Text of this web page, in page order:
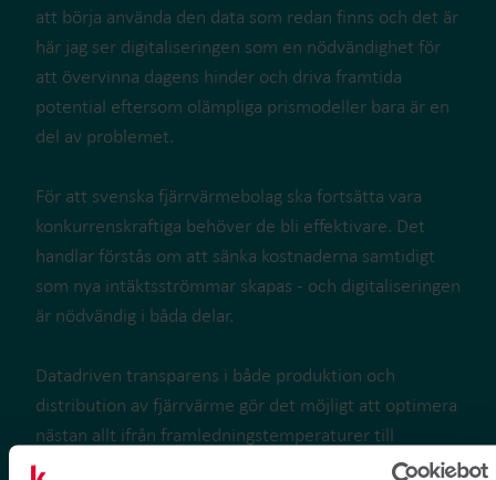
att börja använda den data som redan finns och det är
här jag ser digitaliseringen som en nödvändighet för
att övervinna dagens hinder och driva framtida
potential eftersom olämpliga prismodeller bara är en
del av problemet.
För att svenska fjärrvärmebolag ska fortsätta vara
konkurrenskraftiga behöver de bli effektivare. Det
handlar förstås om att sänka kostnaderna samtidigt
som nya intäktsströmmar skapas - och digitaliseringen
är nödvändig i båda delar.
Datadriven transparens i både produktion och
distribution av fjärrvärme gör det möjligt att optimera
nästan allt ifrån framledningstemperaturer till
identifiering av värmeförluster och felaktiga